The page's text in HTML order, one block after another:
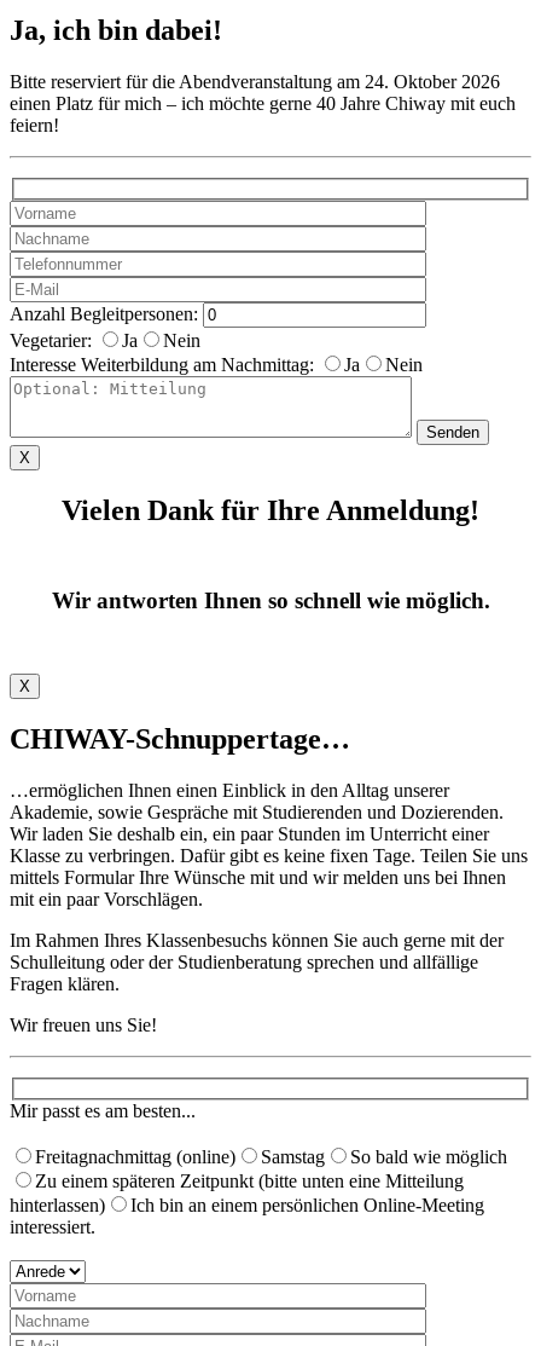
Ja, ich bin dabei!
Bitte reserviert für die Abendveranstaltung am 24. Oktober 2026
einen Platz für mich – ich möchte gerne 40 Jahre Chiway mit euch
feiern!
Anzahl Begleitpersonen:
Vegetarier:
Ja
Nein
Interesse Weiterbildung am Nachmittag:
Ja Nein
X
Vielen Dank für Ihre Anmeldung!
Wir antworten Ihnen so schnell wie möglich.
X
CHIWAY-Schnuppertage…
…ermöglichen Ihnen einen Einblick in den Alltag unserer
Akademie, sowie Gespräche mit Studierenden und Dozierenden.
Wir laden Sie deshalb ein, ein paar Stunden im Unterricht einer
Klasse zu verbringen. Dafür gibt es keine fixen Tage. Teilen Sie uns
mittels Formular Ihre Wünsche mit und wir melden uns bei Ihnen
mit ein paar Vorschlägen. ​
Im Rahmen Ihres Klassenbesuchs können Sie auch gerne mit der
Schulleitung oder der Studienberatung sprechen und allfällige
Fragen klären.
Wir freuen uns Sie!
Mir passt es am besten...
Freitagnachmittag (online) Samstag
So bald wie möglich
Zu einem späteren Zeitpunkt (bitte unten eine Mitteilung
hinterlassen)
Ich bin an einem persönlichen Online-Meeting
interessiert.